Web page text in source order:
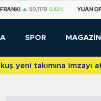
OFFSHORE 7,0775 0.29%
SPOR MAGAZİN
takımına imzayı attı